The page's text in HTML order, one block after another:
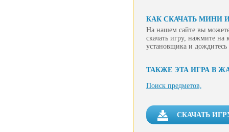
КАК СКАЧАТЬ МИНИ
На нашем сайте вы
скачать игру, нажмите на
установщика и
ТАКЖЕ ЭТА ИГРА В
Поиск предметов,
СКАЧАТЬ